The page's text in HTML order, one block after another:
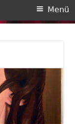
Menü